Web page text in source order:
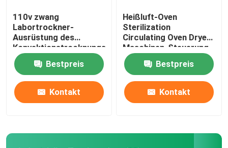
Labortrockenerer Ofen
Industrieller Trockenofen
Thermostatischer Brutkasten
110v zwang
Labortrockner-
Ausrüstung des
Konvektionstrocknungs-
Ofen-60Hz
thermostatische
Bestpreis
Kontakt
Heißluft-Oven
Sterilization
Circulating Oven Dryer-
Maschinen-Steuerung
DHG
Bestpreis
Kontakt